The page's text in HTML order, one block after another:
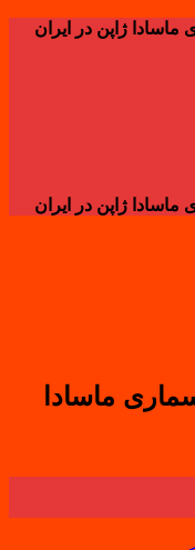
ژاپن در ایران
ژاپن در ایران
ماسادا